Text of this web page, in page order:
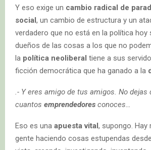
Y eso exige un cambio radical de
social, un cambio de estructura y un
verdadero que no está en la política hoy
dueños de las cosas a los que no
la política neoliberal tiene a sus
ficción democrática que ha ganado a la
.- Y eres amigo de tus amigos. No dejas
cuantos emprendedores conoces…
Eso es una apuesta vital, supongo. Hay
gente haciendo cosas estupendas